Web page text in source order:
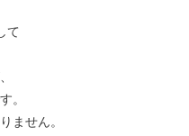
て
。
せん。